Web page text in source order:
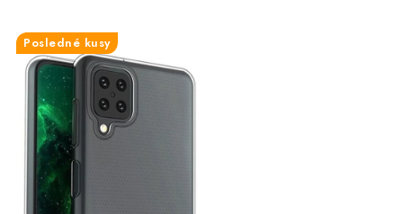
NABÍJAČKY
DRŽIAKY NA MOBIL
BATÉRIE DO MOBILOV
ŠPORT A HOBBY
Posledné kusy